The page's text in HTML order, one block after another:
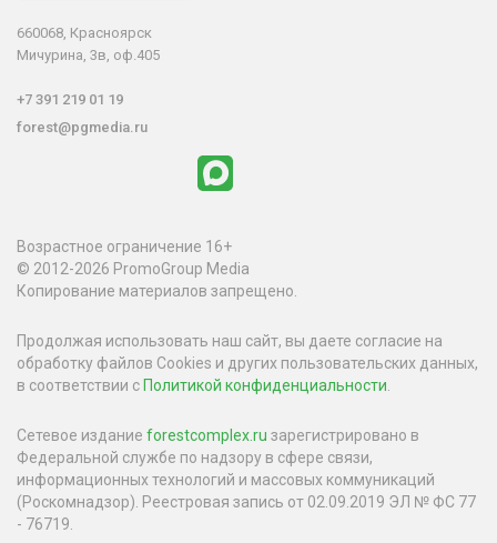
660068, Красноярск
Мичурина, 3в, оф.405
+7 391 219 01 19
forest@pgmedia.ru
Возрастное ограничение 16+
© 2012-2026 PromoGroup Media
Копирование материалов запрещено.
Продолжая использовать наш сайт, вы даете согласие на
обработку файлов Cookies и других пользовательских данных,
в соответствии с Политикой конфиденциальности
Сетевое издание forestcomplex.ru зарегистрировано в
Федеральной службе по надзору в сфере связи,
информационных технологий и массовых коммуникаций
(Роскомнадзор). Реестровая запись от 02.09.2019 ЭЛ № ФС 77
- 76719.